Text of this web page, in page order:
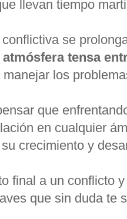
llevan tiempo
se
atmósfera tensa
los
que
en cualquier
crecimiento y
final a un conflicto
que sin duda te